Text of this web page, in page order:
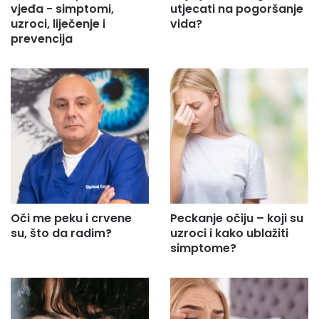
vjeđa - simptomi,
uzroci, liječenje i
prevencija
utjecati na pogoršanje
vida?
Oči me peku i crvene
su, što da radim?
Peckanje očiju – koji su
uzroci i kako ublažiti
simptome?